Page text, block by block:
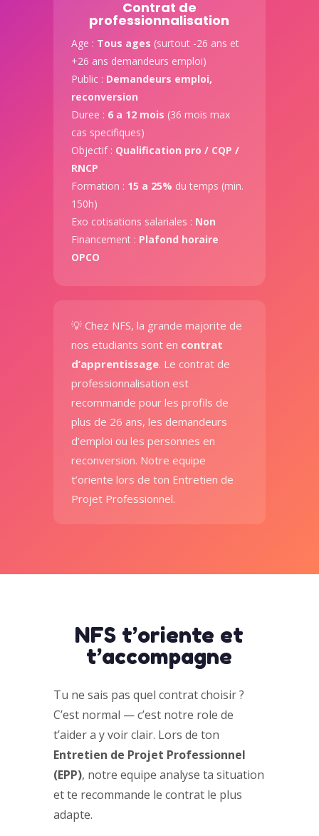
Contrat de
professionnalisation
Age : Tous ages (surtout -26 ans et
+26 ans demandeurs emploi)
Public : Demandeurs emploi,
reconversion
Duree : 6 a 12 mois (36 mois max
cas specifiques)
Objectif : Qualification pro / CQP /
RNCP
Formation : 15 a 25% du temps (min.
150h)
Exo cotisations salariales : Non
Financement : Plafond horaire
OPCO
💡 Chez NFS, la grande majorite de
nos etudiants sont en contrat
d’apprentissage. Le contrat de
professionnalisation est
recommande pour les profils de
plus de 26 ans, les demandeurs
d’emploi ou les personnes en
reconversion. Notre equipe
t’oriente lors de ton Entretien de
Projet Professionnel.
NFS t’oriente et
t’accompagne
Tu ne sais pas quel contrat choisir ?
C’est normal — c’est notre role de
t’aider a y voir clair. Lors de ton
Entretien de Projet Professionnel
(EPP), notre equipe analyse ta situation
et te recommande le contrat le plus
adapte.